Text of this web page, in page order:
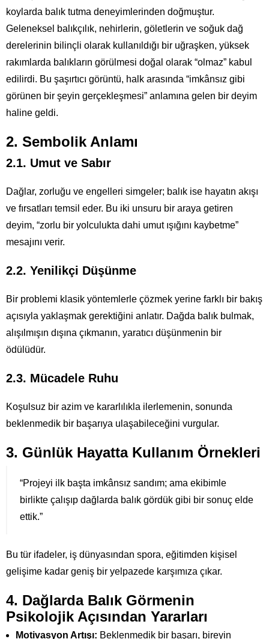
koylarda balık tutma deneyimlerinden doğmuştur.
Geleneksel balıkçılık, nehirlerin, göletlerin ve soğuk dağ
derelerinin bilinçli olarak kullanıldığı bir uğraşken, yüksek
rakımlarda balıkların görülmesi doğal olarak “olmaz” kabul
edilirdi. Bu şaşırtıcı görüntü, halk arasında “imkânsız gibi
görünen bir şeyin gerçekleşmesi” anlamına gelen bir deyim
haline geldi.
2. Sembolik Anlamı
2.1. Umut ve Sabır
Dağlar, zorluğu ve engelleri simgeler; balık ise hayatın akışı
ve fırsatları temsil eder. Bu iki unsuru bir araya getiren
deyim, “zorlu bir yolculukta dahi umut ışığını kaybetme”
mesajını verir.
2.2. Yenilikçi Düşünme
Bir problemi klasik yöntemlerle çözmek yerine farklı bir bakış
açısıyla yaklaşmak gerektiğini anlatır. Dağda balık bulmak,
alışılmışın dışına çıkmanın, yaratıcı düşünmenin bir
ödülüdür.
2.3. Mücadele Ruhu
Koşulsuz bir azim ve kararlılıkla ilerlemenin, sonunda
beklenmedik bir başarıya ulaşabileceğini vurgular.
3. Günlük Hayatta Kullanım Örnekleri
“Projeyi ilk başta imkânsız sandım; ama ekibimle
birlikte çalışıp dağlarda balık gördük gibi bir sonuç elde
ettik.”
Bu tür ifadeler, iş dünyasından spora, eğitimden kişisel
gelişime kadar geniş bir yelpazede karşımıza çıkar.
4. Dağlarda Balık Görmenin
Psikolojik Açısından Yararları
Motivasyon Artışı: Beklenmedik bir başarı, bireyin